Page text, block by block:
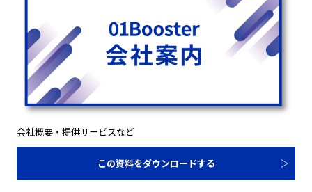
会社概要・提供サービスなど
この資料をダウンロードする